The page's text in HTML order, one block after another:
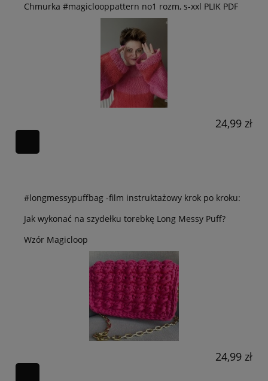
Chmurka #magiclooppattern no1 rozm, s-xxl PLIK PDF
24,99 zł
#longmessypuffbag -film instruktażowy krok po kroku:
Jak wykonać na szydełku torebkę Long Messy Puff?
Wzór Magicloop
24,99 zł